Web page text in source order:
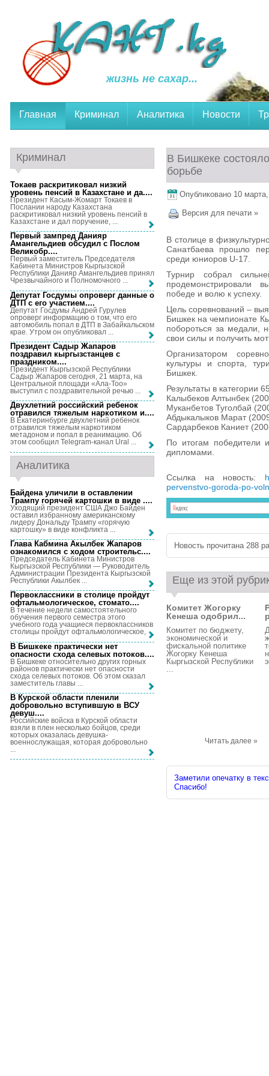
жизнь не сахар...
Главная Криминал Аналитика Новости
В Бишкеке
борьбе
Опубликовано 10
Версия для печати »
В столице в
Санатбаева прошло
среди юниоров U-17.
Турнир собрал
продемонстрировали
победе и волю к успеху.
Цель соревнований –
Бишкек на чемпионате
побороться за медали,
свои силы и получить
Организатором
культуры и спорта,
Бишкек.
Результаты в категории
Калыбеков Алтынбек
Муканбетов Туголбай
Абдыкалыков Марат
Сардарбеков Каниет
По итогам победители
дипломами.
Ссылка на новость:
pervenstvo-goroda-po-
Новость прочитана 288
Еще из этой
Комитет Жогорку
Кенеша одобрил...
Комитет по бюджету,
экономической и
фискальной политике
Жогорку Кенеша
Кыргызской Республики
...
Читать далее »
Заметили опечатку в
Спасибо!
Криминал
Токаев раскритиковал низкий
уровень пенсий в Казахстане и да....
Президент Касым-Жомарт Токаев в
Послании народу Казахстана
раскритиковал низкий уровень пенсий в
Казахстане и дал поручение, ...
Первый зампред Данияр
Амангельдиев обсудил с Послом
Великобр....
Первый заместитель Председателя
Кабинета Министров Кыргызской
Республики Данияр Амангельдиев принял
Чрезвычайного и Полномочного ...
Депутат Госдумы опроверг данные о
ДТП с его участием....
Депутат Госдумы Андрей Гурулев
опроверг информацию о том, что его
автомобиль попал в ДТП в Забайкальском
крае. Утром он опубликовал ...
Президент Садыр Жапаров
поздравил кыргызстанцев с
праздником....
Президент Кыргызской Республики
Садыр Жапаров сегодня, 21 марта, на
Центральной площади «Ала-Тоо»
выступил с поздравительной речью ...
Двухлетний российский ребенок
отравился тяжелым наркотиком и....
В Екатеринбурге двухлетний ребенок
отравился тяжелым наркотиком
метадоном и попал в реанимацию. Об
этом сообщил Telegram-канал Ural ...
Аналитика
Байдена уличили в оставлении
Трампу горячей картошки в виде ....
Уходящий президент США Джо Байден
оставил избранному американскому
лидеру Дональду Трампу «горячую
картошку» в виде конфликта ...
Глава Кабмина Акылбек Жапаров
ознакомился с ходом строительс....
Председатель Кабинета Министров
Кыргызской Республики — Руководитель
Администрации Президента Кыргызской
Республики Акылбек ...
Первоклассники в столице пройдут
офтальмологическое, стомато....
В течение недели самостоятельного
обучения первого семестра этого
учебного года учащиеся первоклассников
столицы пройдут офтальмологическое, ...
В Бишкеке практически нет
опасности схода селевых потоков....
В Бишкеке относительно других горных
районов практически нет опасности
схода селевых потоков. Об этом сказал
заместитель главы ...
В Курской области пленили
добровольно вступившую в ВСУ
девуш....
Российские войска в Курской области
взяли в плен несколько бойцов, среди
которых оказалась девушка-
военнослужащая, которая добровольно
...